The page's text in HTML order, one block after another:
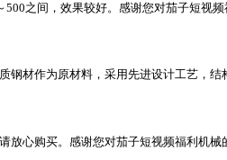
之间，效果较好。感谢您对茄子短视频
材作为原材料，采用先进设计工艺，
心购买。感谢您对茄子短视频福利机械